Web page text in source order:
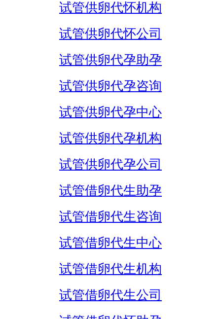
试管供卵代怀机构
试管供卵代怀公司
试管供卵代孕助孕
试管供卵代孕咨询
试管供卵代孕中心
试管供卵代孕机构
试管供卵代孕公司
试管借卵代生助孕
试管借卵代生咨询
试管借卵代生中心
试管借卵代生机构
试管借卵代生公司